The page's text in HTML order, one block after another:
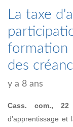
La taxe
formation
des
y a 8 ans
Cass. com.,
d’apprentissage